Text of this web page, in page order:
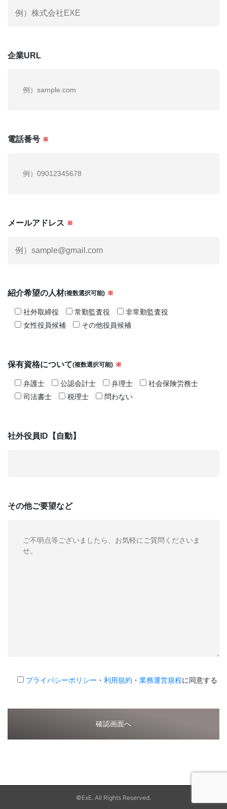
企業URL
電話番号 ※
メールアドレス ※
紹介希望の人材(複数選択可能) ※
社外取締役 常勤監査役
非常勤監査役
女性役員候補
その他役員候補
保有資格について(複数選択可能) ※
弁護士 公認会計士 弁理士
社会保険労務士
司法書士
税理士 問わない
社外役員ID【自動】
その他ご要望など
プライバシーポリシー ・ 利用規約 ・ 業務運営規程に同意する
©ExE. All Rights Reserved.